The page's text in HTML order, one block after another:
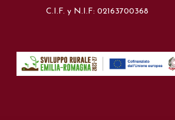
C.I.F. y N.I.F: 02163700368